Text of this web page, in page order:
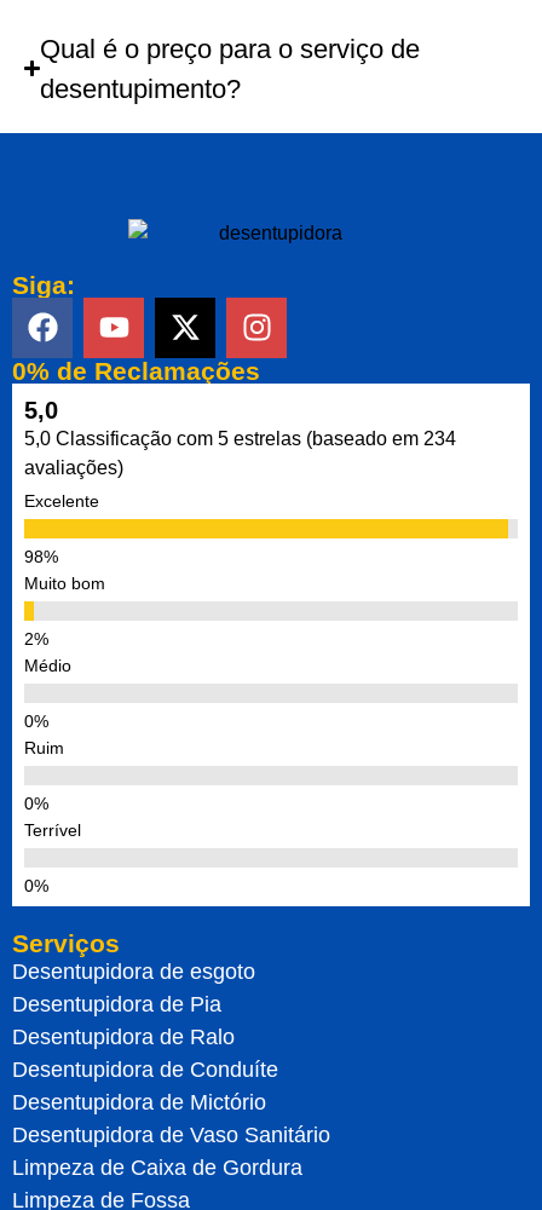
Qual é o preço para o serviço de
desentupimento?
Siga:
0% de Reclamações
5,0
5,0 Classificação com 5 estrelas (baseado em 234
avaliações)
Excelente
Muito bom
Médio
Ruim
Terrível
Serviços
Desentupidora de esgoto
Desentupidora de Pia
Desentupidora de Ralo
Desentupidora de Conduíte
Desentupidora de Mictório
Desentupidora de Vaso Sanitário
Limpeza de Caixa de Gordura
Limpeza de Fossa